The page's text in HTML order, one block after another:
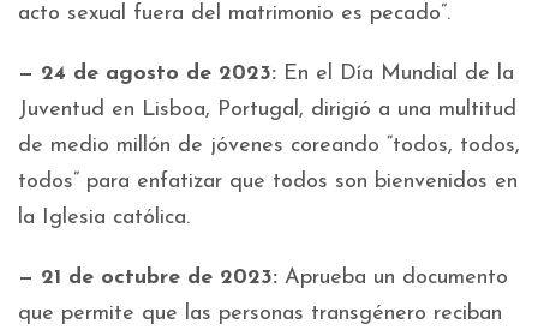
acto sexual fuera del matrimonio es pecado”.
— 24 de agosto de 2023: En el Día Mundial de la
Juventud en Lisboa, Portugal, dirigió a una multitud
de medio millón de jóvenes coreando “todos, todos,
todos” para enfatizar que todos son bienvenidos en
la Iglesia católica.
— 21 de octubre de 2023: Aprueba un documento
que permite que las personas transgénero reciban